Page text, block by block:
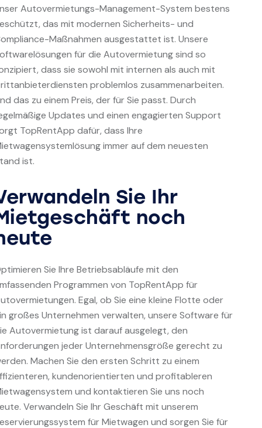
Autovermietungs-Management-System bestens
das mit modernen Sicherheits- und
Maßnahmen ausgestattet ist. Unsere
für die Autovermietung sind so
dass sie sowohl mit internen als auch mit
problemlos zusammenarbeiten.
das zu einem Preis, der für Sie passt. Durch
Updates und einen engagierten Support
TopRentApp dafür, dass Ihre
immer auf dem neuesten
ist.
Sie Ihr
noch
Sie Ihre Betriebsabläufe mit den
Programmen von TopRentApp für
Egal, ob Sie eine kleine Flotte oder
großes Unternehmen verwalten, unsere Software für
Autovermietung ist darauf ausgelegt, den
jeder Unternehmensgröße gerecht zu
Machen Sie den ersten Schritt zu einem
kundenorientierten und profitableren
und kontaktieren Sie uns noch
Verwandeln Sie Ihr Geschäft mit unserem
für Mietwagen und sorgen Sie für